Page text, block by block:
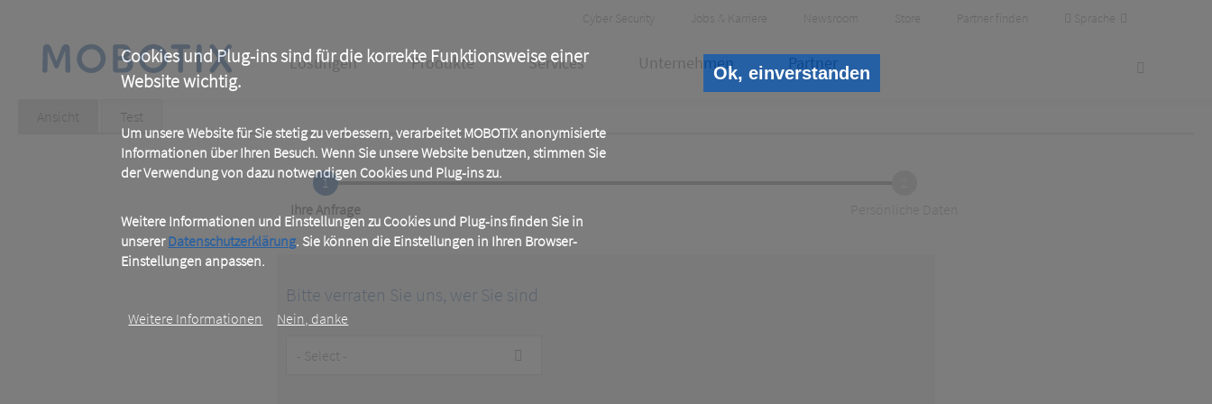
Cookies und Plug-ins sind für die korrekte Funktionsweise einer
Website wichtig.
Um unsere Website für Sie stetig zu verbessern, verarbeitet MOBOTIX anonymisierte
Informationen über Ihren Besuch. Wenn Sie unsere Website benutzen, stimmen Sie
der Verwendung von dazu notwendigen Cookies und Plug-ins zu.
Weitere Informationen und Einstellungen zu Cookies und Plug-ins finden Sie in
unsererDatenschutzerklärung. Sie können die Einstellungen in Ihren Browser-
Einstellungen anpassen.
Weitere Informationen Nein, danke
Ok, einverstanden
content
Header
Meta
Cyber Security Jobs & Karriere Newsroom Store Partner finden Sprache
Main
Lösungen Produkte Services Unternehmen Partner
Primary
Ansicht Test
1
Current
Ihre Anfrage
Bitte verraten Sie uns, wer Sie sind
Type